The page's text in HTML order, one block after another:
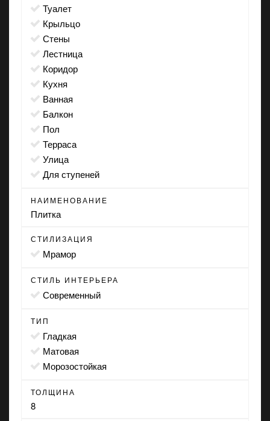
туалет
крыльцо
стены
лестница
коридор
кухня
ванная
балкон
пол
терраса
улица
для ступеней
НАИМЕНОВАНИЕ
Плитка
СТИЛИЗАЦИЯ
мрамор
СТИЛЬ ИНТЕРЬЕРА
современный
ТИП
гладкая
матовая
морозостойкая
ТОЛЩИНА
8